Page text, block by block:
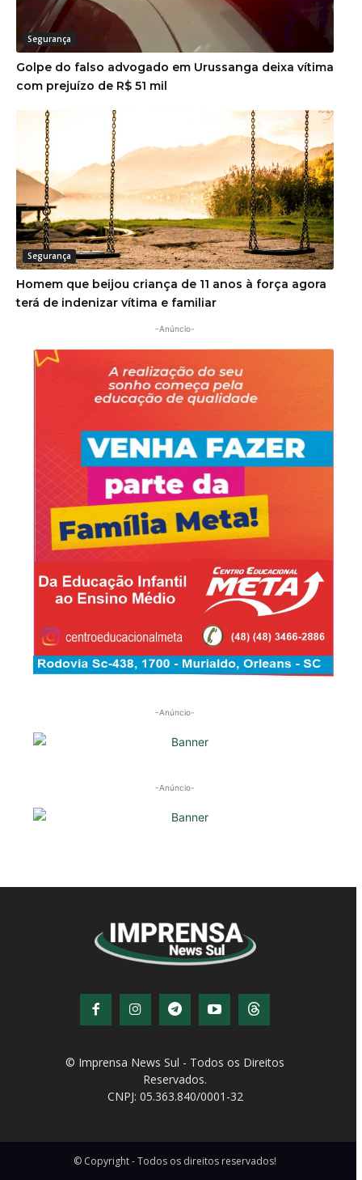
Segurança
Golpe do falso advogado em Urussanga deixa vítima
com prejuízo de R$ 51 mil
Segurança
Homem que beijou criança de 11 anos à força agora
terá de indenizar vítima e familiar
-Anúncio-
-Anúncio-
-Anúncio-
© Imprensa News Sul - Todos os Direitos
Reservados.
CNPJ: 05.363.840/0001-32
© Copyright - Todos os direitos reservados!